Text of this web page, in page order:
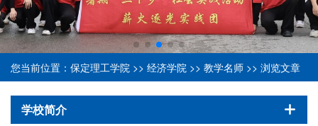
您当前位置： 保定理工学院 >> 经济学院 >> 教学名师 >> 浏览文章
学校简介